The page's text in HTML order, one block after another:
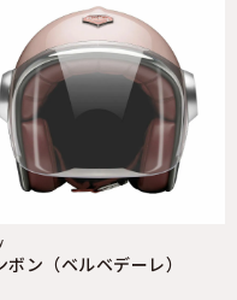
ボン（ベルベデーレ）